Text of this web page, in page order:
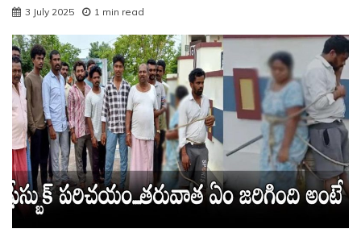
3 July 2025 1 min read